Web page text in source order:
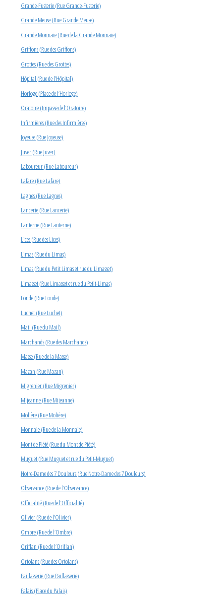
Grande-Fusterie (Rue Grande-Fusterie)
Grande Meuse (Rue Grande Meuse)
Grande Monnaie (Rue de la Grande Monnaie)
Griffons (Rue des Griffons)
Grottes (Rue des Grottes)
Hôpital (Rue de l’Hôpital)
Horloge (Place de l’Horloge)
Oratoire (Impasse de l’Oratoire)
Infirmières (Rue des Infirmières)
Joyeuse (Rue Joyeuse)
Juver (Rue Juver)
Laboureur (Rue Laboureur)
Lafare (Rue Lafare)
Lagnes (Rue Lagnes)
Lancerie (Rue Lancerie)
Lanterne (Rue Lanterne)
Lices (Rue des Lices)
Limas (Rue du Limas)
Limas (Rue du Petit Limas et rue du Limasset)
Limasset (Rue Limasset et rue du Petit-Limas)
Londe (Rue Londe)
Luchet (Rue Luchet)
Mail (Rue du Mail)
Marchands (Rue des Marchands)
Masse (Rue de la Masse)
Mazan (Rue Mazan)
Migrenier (Rue Migrenier)
Mijeanne (Rue Mijeanne)
Molière (Rue Molière)
Monnaie (Rue de la Monnaie)
Mont de Piété (Rue du Mont de Piété)
Muguet (Rue Muguet et rue du Petit-Muguet)
Notre-Dame des 7 Douleurs (Rue Notre-Dame des 7 Douleurs)
Observance (Rue de l’Observance)
Officialité (Rue de l’Officialité)
Olivier (Rue de l’Olivier)
Ombre (Rue de l’Ombre)
Oriflan (Rue de l’Oriflan)
Ortolans (Rue des Ortolans)
Paillasserie (Rue Paillasserie)
Palais (Place du Palais)